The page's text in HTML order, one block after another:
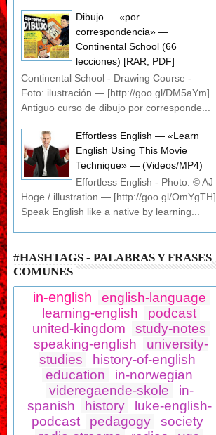
Dibujo — «por
correspondencia» —
Continental School (66
lecciones) [RAR, PDF]
Continental School - Drawing Course -
Foto: ilustración — [http://goo.gl/DM5aYm]
Antiguo curso de dibujo por corresponde...
Effortless English — «Learn
English Using This Movie
Technique» — (Videos/MP4)
Effortless English - Photo: © AJ
Hoge / illustration — [http://goo.gl/OmYgTH]
Speak English like a native by learning...
#HASHTAGS - PALABRAS Y FRASES
COMUNES
in-english
english-language
learning-english
podcast
united-kingdom
study-notes
speaking-english
university-
studies
history-of-english
education
in-norwegian
videregaende-skole
in-
spanish
history
luke-english-
podcast
pedagogy
society